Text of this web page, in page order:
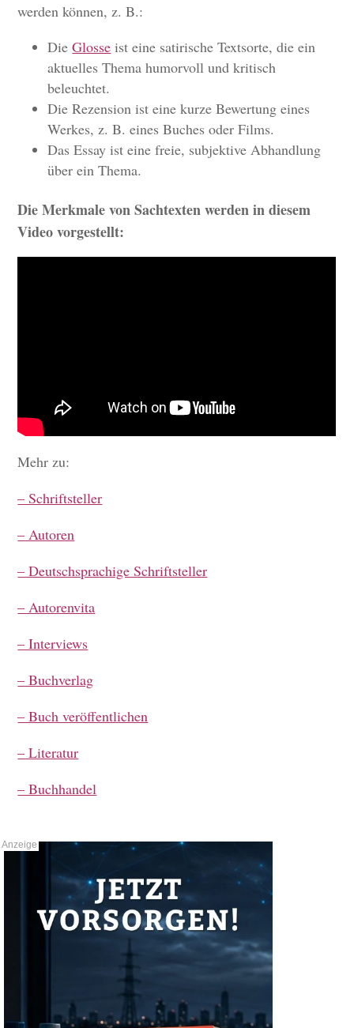
werden können, z. B.:
DieGlosse ist eine satirische Textsorte, die ein
aktuelles Thema humorvoll und kritisch
beleuchtet.
Die Rezension ist eine kurze Bewertung eines
Werkes, z. B. eines Buches oder Films.
Das Essay ist eine freie, subjektive Abhandlung
über ein Thema.
Die Merkmale von Sachtexten werden in diesem
Video vorgestellt:
Mehr zu:
– Schriftsteller
– Autoren
– Deutschsprachige Schriftsteller
– Autorenvita
– Interviews
– Buchverlag
– Buch veröffentlichen
– Literatur
– Buchhandel